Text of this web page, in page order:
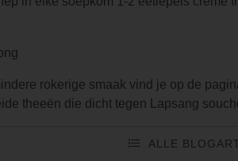
rokerige smaak vind je op de
theeën die dicht tegen Lapsang
ALLE